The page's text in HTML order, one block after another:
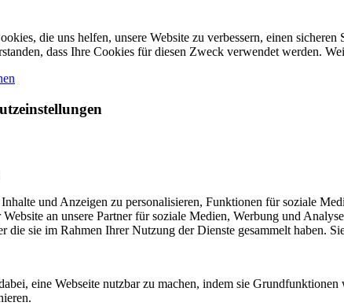
die uns helfen, unsere Website zu verbessern, einen
dass Ihre Cookies für diesen Zweck verwendet werden.
und Anzeigen zu personalisieren, Funktionen für soziale
an unsere Partner für soziale Medien, Werbung und
die sie im Rahmen Ihrer Nutzung der Dienste gesammelt haben.
eine Webseite nutzbar zu machen, indem sie